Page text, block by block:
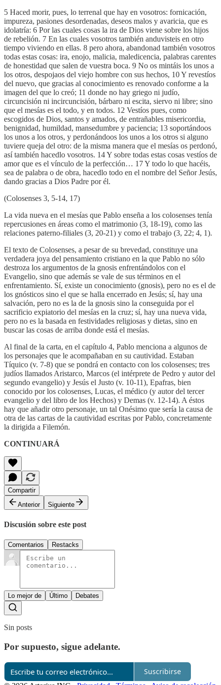
5 Haced morir, pues, lo terrenal que hay en vosotros: fornicación,
impureza, pasiones desordenadas, deseos malos y avaricia, que es
idolatría: 6 Por las cuales cosas la ira de Dios viene sobre los hijos
de rebelión. 7 En las cuales vosotros también anduvisteis en otro
tiempo viviendo en ellas. 8 pero ahora, abandonad también vosotros
todas estas cosas: ira, enojo, malicia, maledicencia, palabras carentes
de honestidad que salen de vuestra boca. 9 No os mintáis los unos a
los otros, despojaos del viejo hombre con sus hechos, 10 Y revestíos
del nuevo, que gracias al conocimiento es renovado conforme a la
imagen del que lo creó; 11 donde no hay griego ni judío,
circuncisión ni incircuncisión, bárbaro ni escita, siervo ni libre; sino
que el mesías es el todo, y en todos. 12 Vestíos pues, como
escogidos de Dios, santos y amados, de entrañables misericordia,
benignidad, humildad, mansedumbre y paciencia; 13 soportándoos
los unos a los otros, y perdonándoos los unos a los otros si alguno
tuviere queja del otro: de la misma manera que el mesías os perdonó,
así también hacedlo vosotros. 14 Y sobre todas estas cosas vestíos de
amor que es el vínculo de la perfección… 17 Y todo lo que hacéis,
sea de palabra o de obra, hacedlo todo en el nombre del Señor Jesús,
dando gracias a Dios Padre por él.
(Colosenses 3, 5-14, 17)
La vida nueva en el mesías que Pablo enseña a los colosenses tenía
repercusiones en áreas como el matrimonio (3, 18-19), como las
relaciones paterno-filiales (3, 20-21) y como el trabajo (3, 22; 4, 1).
El texto de Colosenses, a pesar de su brevedad, constituye una
verdadera joya del pensamiento cristiano en la que Pablo no sólo
destroza los argumentos de la gnosis enfrentándolos con el
Evangelio, sino que además se vale de sus términos en el
enfrentamiento. Sí, existe un conocimiento (gnosis), pero no es el de
los gnósticos sino el que se halla encerrado en Jesús; sí, hay una
salvación, pero no es la de la gnosis sino la conseguida por el
sacrificio expiatorio del mesías en la cruz; sí, hay una nueva vida,
pero no es la basada en festividades religiosas y dietas, sino en
buscar las cosas de arriba donde está el mesías.
Al final de la carta, en el capítulo 4, Pablo menciona a algunos de
los personajes que le acompañaban en su cautividad. Estaban
Tíquico (v. 7-8) que se pondrá en contacto con los colosenses; tres
judíos llamados Aristarco, Marcos (el intérprete de Pedro y autor del
segundo evangelio) y Jesús el Justo (v. 10-11), Epafras, bien
conocido por los colosenses, Lucas, el médico (y autor del tercer
evangelio y del libro de los Hechos) y Demas (v. 12-14). A éstos
hay que añadir otro personaje, un tal Onésimo que sería la causa de
otra de las cartas de la cautividad escritas por Pablo, concretamente
la dirigida a Filemón.
CONTINUARÁ
Compartir
Anterior
Siguiente
Discusión sobre este post
Comentarios Restacks
Lo mejor de Último Debates
Sin posts
Por supuesto, sigue adelante.
Suscribirse